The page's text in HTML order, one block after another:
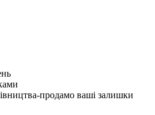
продамо ваші залишки